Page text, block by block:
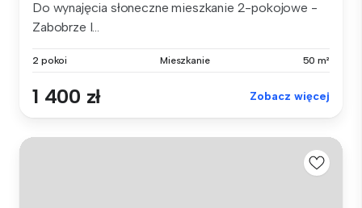
Do wynajęcia słoneczne mieszkanie 2-pokojowe -
Zabobrze I...
2 pokoi Mieszkanie 50 m²
1 400 zł Zobacz więcej